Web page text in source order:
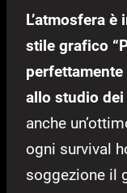
L’atmosfera
stile grafico
allo studio
anche
ogni survival
soggezione il